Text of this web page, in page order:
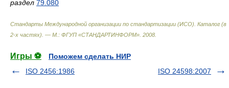
раздел 79.080
Стандарты Международной организации по стандартизации (ИСО). Каталог (в
2-х частях). — М.: ФГУП «СТАНДАРТИНФОРМ» 2008
Игры ⚽
Поможем сделать НИР
ISO 2456:1986
ISO 24598:2007